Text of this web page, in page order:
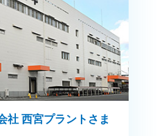
社 西宮プラントさま